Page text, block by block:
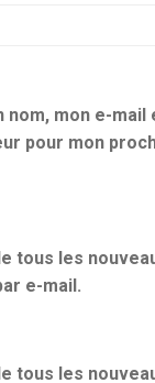
nom, mon e-mail
pour mon
tous les
e-mail.
tous les